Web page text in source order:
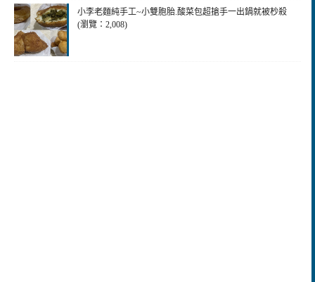
小李老麵純手工~小雙胞胎.酸菜包超搶手一出鍋就被杪殺
(瀏覽：2,008)